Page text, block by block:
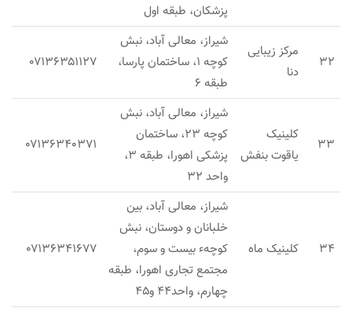
پزشکان، طبقه اول
۳۲
مرکز زیبایی
دنا
شیراز، معالی آباد، نبش
کوچه ۱، ساختمان پارسا،
طبقه ۶
۰۷۱۳۶۳۵۱۱۲۷
۳۳
کلینیک
یاقوت بنفش
شیراز، معالی آباد، نبش
کوچه ۲۳، ساختمان
پزشکی اهورا، طبقه ۳،
واحد ۳۲
۰۷۱۳۶۳۴۰۳۷۱
۳۴ کلینیک ماه
شیراز، معالی آباد، بین
خلبانان و دوستان، نبش
کوچهء بیست و سوم،
مجتمع تجاری اهورا، طبقه
چهارم، واحد۴۴ و۴۵
۰۷۱۳۶۳۴۱۶۷۷